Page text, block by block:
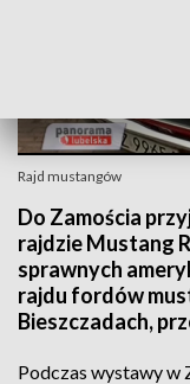
Rajd mustangów
Do Zamościa
rajdzie Mustang
sprawnych
rajdu fordów
Bieszczadach,
Podczas wystawy w